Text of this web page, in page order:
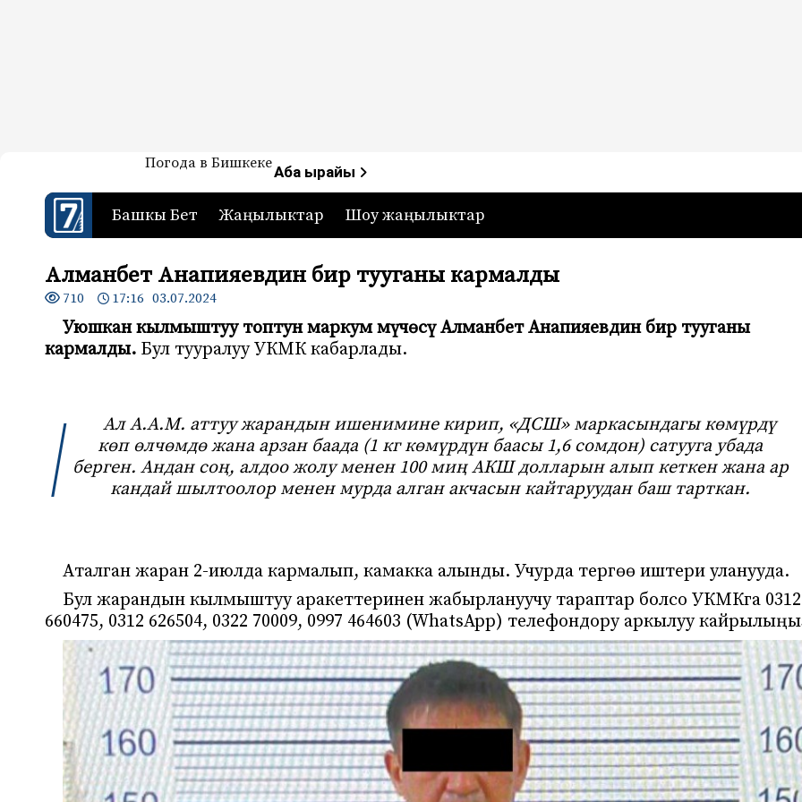
7-канал. Жаңылыктар — Кыргызстан
Жаңылыктар — Кыргызстан
Погода в БишкекеАба ырайы
Башкы Бет Жаңылыктар Шоу жаңылыктар
Алманбет Анапияевдин бир тууганы кармалды
710 17:16 03.07.2024
Уюшкан кылмыштуу топтун маркум мүчөсү Алманбет Анапияевдин бир тууганы
кармалды. Бул тууралуу УКМК кабарлады.
Ал А.А.М. аттуу жарандын ишенимине кирип, «ДСШ» маркасындагы көмүрдү
көп өлчөмдө жана арзан баада (1 кг көмүрдүн баасы 1,6 сомдон) сатууга убада
берген. Андан соң, алдоо жолу менен 100 миң АКШ долларын алып кеткен жана ар
кандай шылтоолор менен мурда алган акчасын кайтаруудан баш тарткан.
Аталган жаран 2-июлда кармалып, камакка алынды. Учурда тергөө иштери уланууда.
Бул жарандын кылмыштуу аракеттеринен жабырлануучу тараптар болсо УКМКга 0312
660475, 0312 626504, 0322 70009, 0997 464603 (WhatsApp) телефондору аркылуу